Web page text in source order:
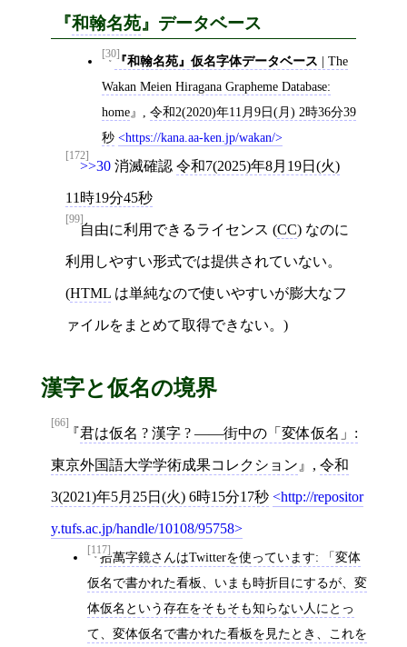
和翰名苑 データベース
[30]『和翰名苑』仮名字体データベース | The
Wakan Meien Hiragana Grapheme Database:
home
令和2(2020)年11月9日(月) 2時36分39
秒
https://kana.aa-ken.jp/wakan/
[172]
>>30 消滅確認 令和7(2025)年8月19日(火)
11時19分45秒
[99]
自由に利用できるライセンス (CC) なのに
利用しやすい形式では提供されていない。
(HTML は単純なので使いやすいが膨大なフ
ァイルをまとめて取得できない。)
漢字と仮名の境界
[66]
君は仮名 ? 漢字 ? ――街中の「変体仮名」:
東京外国語大学学術成果コレクション , 令和
3(2021)年5月25日(火) 6時15分17秒 http://repositor
y.tufs.ac.jp/handle/10108/95758
[117]拾萬字鏡さんはTwitterを使っています: 「変体
仮名で書かれた看板、いまも時折目にするが、変
体仮名という存在をそもそも知らない人にとっ
て、変体仮名で書かれた看板を見たとき、これを